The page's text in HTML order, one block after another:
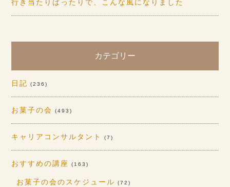
行き当たりばったりで、こんな風になりました
カテゴリー
日記 (236)
お菓子の会 (493)
キャリアコンサルタント (7)
おすすめの講座 (163)
お菓子の会のスケジュール (72)